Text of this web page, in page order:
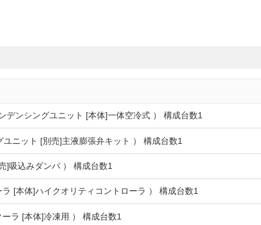
ンデンシングユニット [本体]一体空冷式 ） 構成台数1
ニット [別売]主液膨張弁キット ） 構成台数1
]吸込みダンパ ） 構成台数1
ラ [本体]ハイクオリティコントローラ ） 構成台数1
ーラ [本体]冷凍用 ） 構成台数1